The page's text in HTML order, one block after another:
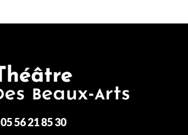
05 56 21 85 30